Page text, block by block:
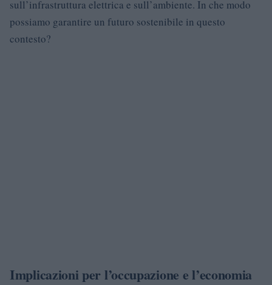
sull’infrastruttura elettrica e sull’ambiente. In che modo
possiamo garantire un futuro sostenibile in questo
contesto?
Implicazioni per l’occupazione e l’economia